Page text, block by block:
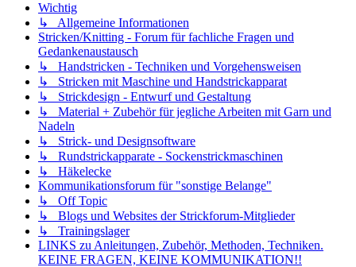
Wichtig
↳ Allgemeine Informationen
Stricken/Knitting - Forum für fachliche Fragen und
Gedankenaustausch
↳ Handstricken - Techniken und Vorgehensweisen
↳ Stricken mit Maschine und Handstrickapparat
↳ Strickdesign - Entwurf und Gestaltung
↳ Material + Zubehör für jegliche Arbeiten mit Garn und
Nadeln
↳ Strick- und Designsoftware
↳ Rundstrickapparate - Sockenstrickmaschinen
↳ Häkelecke
Kommunikationsforum für "sonstige Belange"
↳ Off Topic
↳ Blogs und Websites der Strickforum-Mitglieder
↳ Trainingslager
LINKS zu Anleitungen, Zubehör, Methoden, Techniken.
KEINE FRAGEN, KEINE KOMMUNIKATION!!